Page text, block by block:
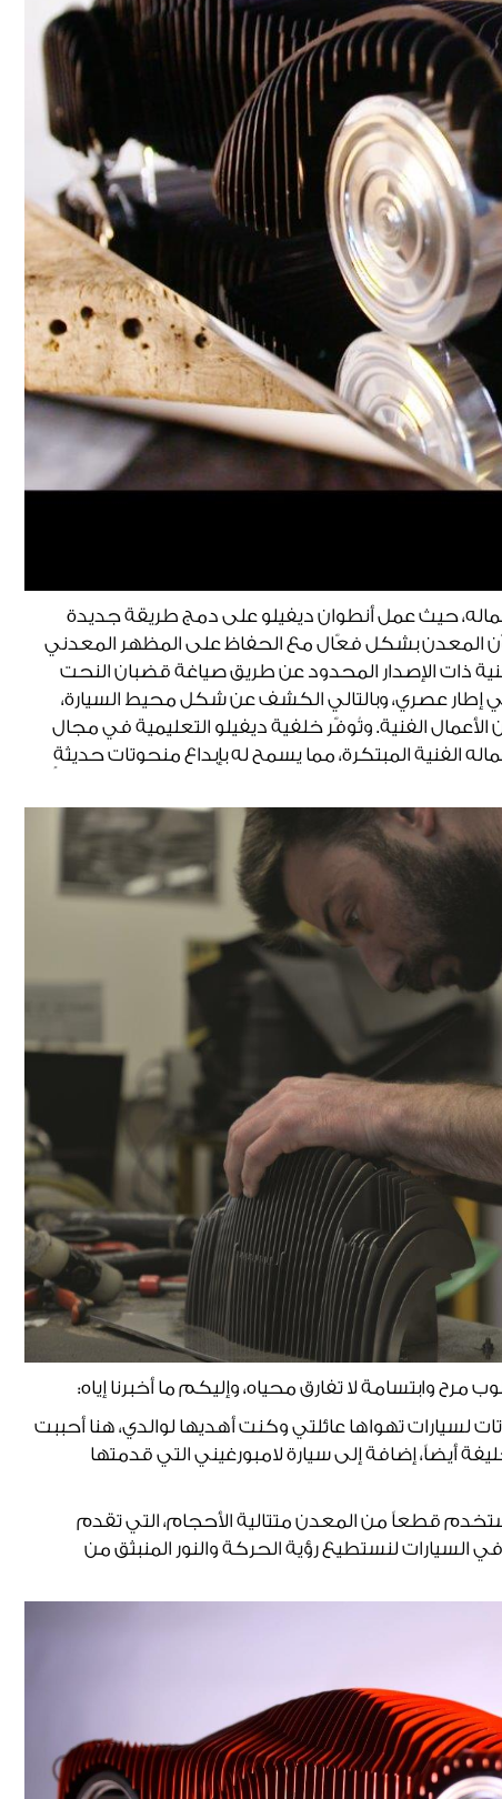
حيث عمل أنطوان ديفيلو على دمج طريقة جديدة
المعدن بشكل فعّال مع الحفاظ على المظهر المعدني
ذات الإصدار المحدود عن طريق صياغة قضبان النحت
إطار عصري، وبالتالي الكشف عن شكل محيط السيارة،
الفنية. وتُوفّر خلفية ديفيلو التعليمية في مجال
الفنية المبتكرة، مما يسمح له بإبداع منحوتات حديثةٍ
وابتسامة لا تفارق محياه، وإليكم ما أخبرنا إياه:
تهواها عائلتي وكنت أهديها لوالدي، هنا أحببت
أيضاً، إضافة إلى سيارة لامبورغيني التي قدمتها
قطعاً من المعدن متتالية الأحجام، التي تقدم
السيارات لنستطيع رؤية الحركة والنور المنبثق من